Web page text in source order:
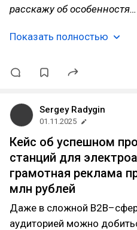
расскажу об особенностя…
Показать полностью
Sergey Radygin
01.11.2025
Кейс об успешном
станций для
грамотная реклама
млн рублей
Даже в сложной
аудиторией можно